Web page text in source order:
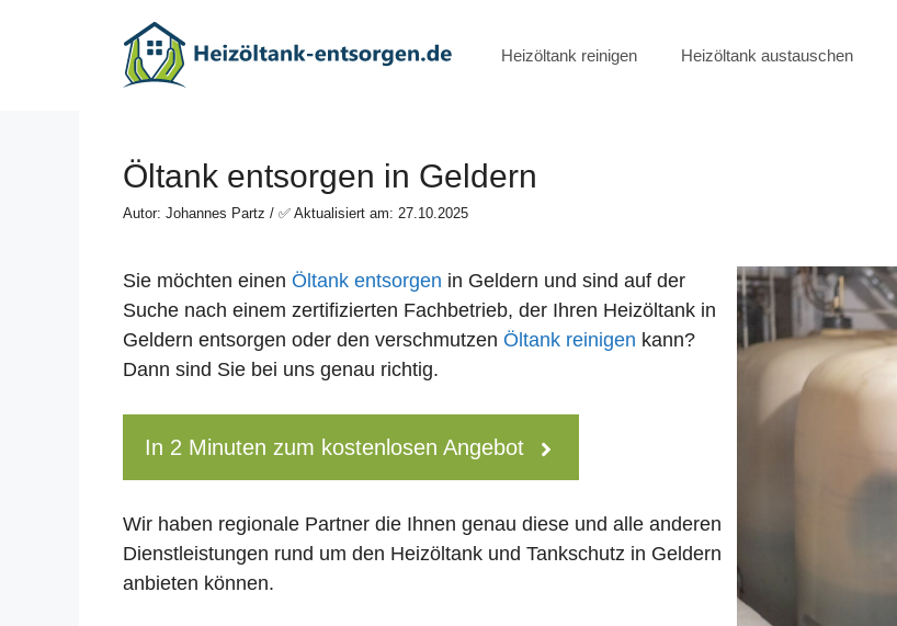
Heizöltank reinigen Heizöltank austauschen
Öltank entsorgen in Geldern
Autor: Johannes Partz / ✅ Aktualisiert am: 27.10.2025
Sie möchten einen Öltank entsorgen in Geldern und sind auf der
Suche nach einem zertifizierten Fachbetrieb, der Ihren Heizöltank in
Geldern entsorgen oder den verschmutzen Öltank reinigen kann?
Dann sind Sie bei uns genau richtig.
In 2 Minuten zum kostenlosen Angebot
Wir haben regionale Partner die Ihnen genau diese und alle anderen
Dienstleistungen rund um den Heizöltank und Tankschutz in Geldern
anbieten können.